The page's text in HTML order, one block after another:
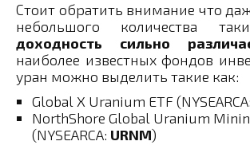
Стоит обратить внимание что
небольшого количества
доходность сильно
наиболее известных фондов
уран можно выделить такие как:
Global X Uranium ETF (NYSEARCA:
NorthShore Global Uranium
(NYSEARCA: URNM)